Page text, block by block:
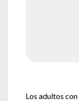
Los adultos